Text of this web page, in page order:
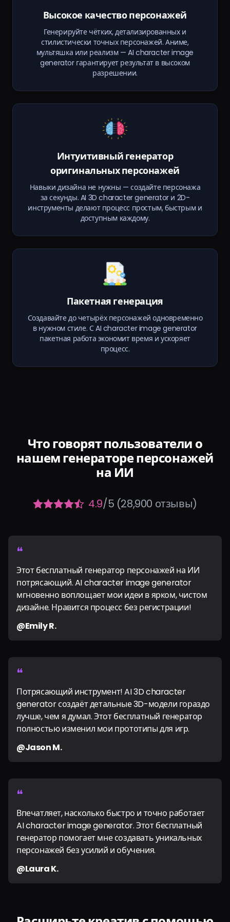
Высокое качество персонажей
Генерируйте чётких, детализированных и
стилистически точных персонажей. Аниме,
мультяшка или реализм — AI character image
generator гарантирует результат в высоком
разрешении.
Интуитивный генератор
оригинальных персонажей
Навыки дизайна не нужны — создайте персонажа
за секунды. AI 3D character generator и 2D-
инструменты делают процесс простым, быстрым и
доступным каждому.
Пакетная генерация
Создавайте до четырёх персонажей одновременно
в нужном стиле. С AI character image generator
пакетная работа экономит время и ускоряет
процесс.
Что говорят пользователи о
нашем генераторе персонажей
на ИИ
4.9/5 (28,900 отзывы)
❝
Этот бесплатный генератор персонажей на ИИ
потрясающий. AI character image generator
мгновенно воплощает мои идеи в ярком, чистом
дизайне. Нравится процесс без регистрации!
@Emily R.
❝
Потрясающий инструмент! AI 3D character
generator создаёт детальные 3D-модели гораздо
лучше, чем я думал. Этот бесплатный генератор
полностью изменил мои прототипы для игр.
@Jason M.
❝
Впечатляет, насколько быстро и точно работает
AI character image generator. Этот бесплатный
генератор помогает мне создавать уникальных
персонажей без усилий и обучения.
@Laura K.